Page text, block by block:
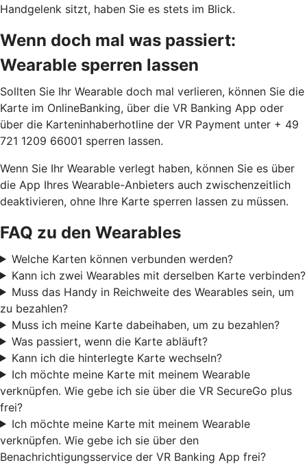
Handgelenk sitzt, haben Sie es stets im Blick.
Wenn doch mal was passiert:
Wearable sperren lassen
Sollten Sie Ihr Wearable doch mal verlieren, können Sie die
Karte im OnlineBanking, über die VR Banking App oder
über die Karteninhaberhotline der VR Payment unter + 49
721 1209 66001 sperren lassen.
Wenn Sie Ihr Wearable verlegt haben, können Sie es über
die App Ihres Wearable-Anbieters auch zwischenzeitlich
deaktivieren, ohne Ihre Karte sperren lassen zu müssen.
FAQ zu den Wearables
Welche Karten können verbunden werden?
Kann ich zwei Wearables mit derselben Karte verbinden?
Muss das Handy in Reichweite des Wearables sein, um
zu bezahlen?
Muss ich meine Karte dabeihaben, um zu bezahlen?
Was passiert, wenn die Karte abläuft?
Kann ich die hinterlegte Karte wechseln?
Ich möchte meine Karte mit meinem Wearable
verknüpfen. Wie gebe ich sie über die VR SecureGo plus
frei?
Ich möchte meine Karte mit meinem Wearable
verknüpfen. Wie gebe ich sie über den
Benachrichtigungsservice der VR Banking App frei?